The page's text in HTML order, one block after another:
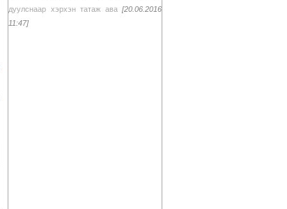
дуулснаар хэрхэн татаж ава [20.06.2016
11:47]